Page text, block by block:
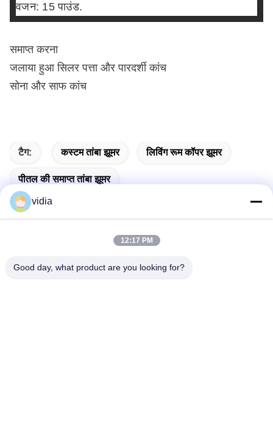
वजन: 15 पाउंड.
समाप्त करना
जलाया हुआ सिलर पत्ता और पारदर्शी कांच
सोना और साफ कांच
टैग: कस्टम तांबा झूमर लिविंग रूम कॉपर झूमर
पीतल की समाप्त तांबा झूमर
vidia
12:17 PM
Good day, what product are you looking for?